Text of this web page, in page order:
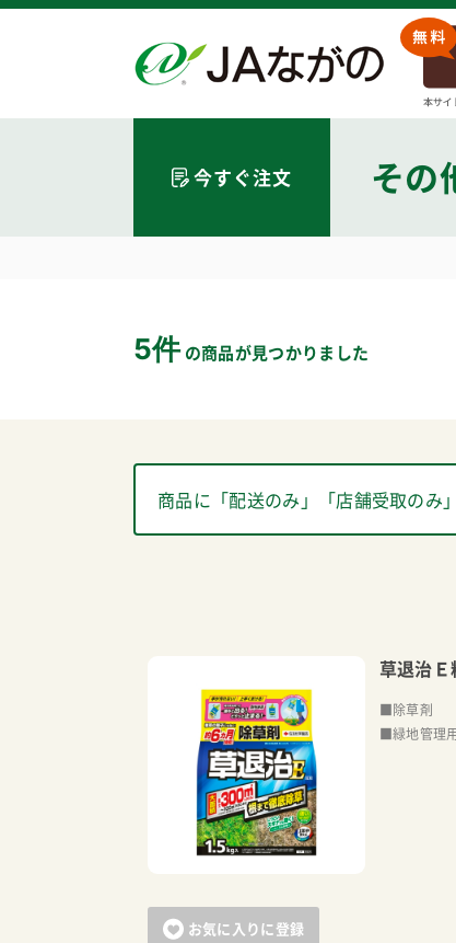
今すぐ注文 その
5件 の商品が見つかりました
商品に「配送のみ」「店舗受取のみ
お気に入りに登録
草退治Ｅ
■除草剤
■緑地管理